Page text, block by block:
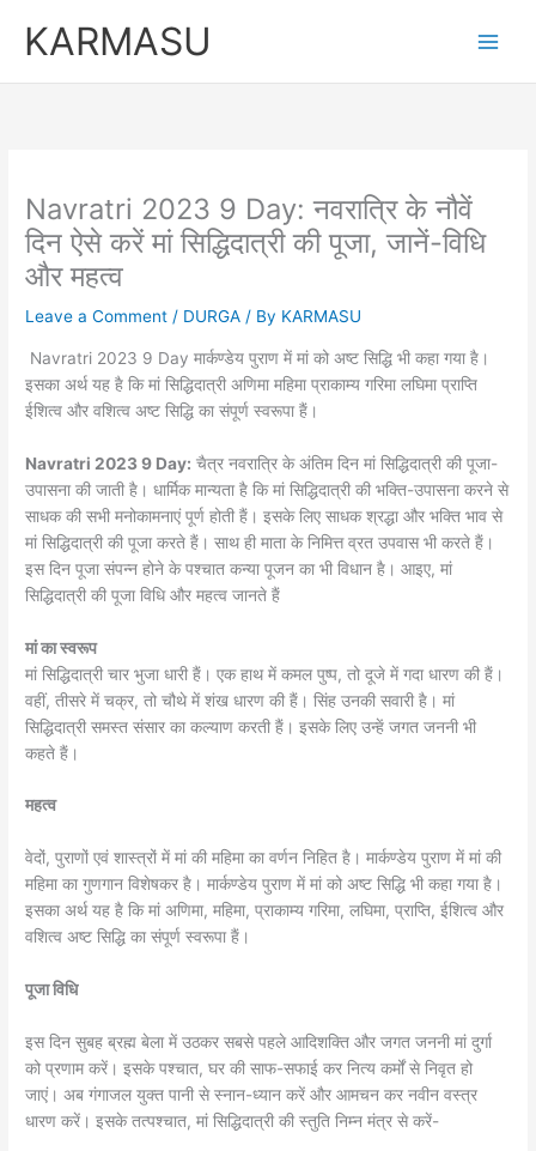
KARMASU
Navratri 2023 9 Day: नवरात्रि के नौवें
दिन ऐसे करें मां सिद्धिदात्री की पूजा, जानें-विधि
और महत्व
Leave a Comment / DURGA / By KARMASU
Navratri 2023 9 Day मार्कण्डेय पुराण में मां को अष्ट सिद्धि भी कहा गया है।
इसका अर्थ यह है कि मां सिद्धिदात्री अणिमा महिमा प्राकाम्य गरिमा लघिमा प्राप्ति
ईशित्व और वशित्व अष्ट सिद्धि का संपूर्ण स्वरूपा हैं।
Navratri 2023 9 Day: चैत्र नवरात्रि के अंतिम दिन मां सिद्धिदात्री की पूजा-
उपासना की जाती है। धार्मिक मान्यता है कि मां सिद्धिदात्री की भक्ति-उपासना करने से
साधक की सभी मनोकामनाएं पूर्ण होती हैं। इसके लिए साधक श्रद्धा और भक्ति भाव से
मां सिद्धिदात्री की पूजा करते हैं। साथ ही माता के निमित्त व्रत उपवास भी करते हैं।
इस दिन पूजा संपन्न होने के पश्चात कन्या पूजन का भी विधान है। आइए, मां
सिद्धिदात्री की पूजा विधि और महत्व जानते हैं
मां का स्वरूप
मां सिद्धिदात्री चार भुजा धारी हैं। एक हाथ में कमल पुष्प, तो दूजे में गदा धारण की हैं।
वहीं, तीसरे में चक्र, तो चौथे में शंख धारण की हैं। सिंह उनकी सवारी है। मां
सिद्धिदात्री समस्त संसार का कल्याण करती हैं। इसके लिए उन्हें जगत जननी भी
कहते हैं।
महत्व
वेदों, पुराणों एवं शास्त्रों में मां की महिमा का वर्णन निहित है। मार्कण्डेय पुराण में मां की
महिमा का गुणगान विशेषकर है। मार्कण्डेय पुराण में मां को अष्ट सिद्धि भी कहा गया है।
इसका अर्थ यह है कि मां अणिमा, महिमा, प्राकाम्य गरिमा, लघिमा, प्राप्ति, ईशित्व और
वशित्व अष्ट सिद्धि का संपूर्ण स्वरूपा हैं।
पूजा विधि
इस दिन सुबह ब्रह्म बेला में उठकर सबसे पहले आदिशक्ति और जगत जननी मां दुर्गा
को प्रणाम करें। इसके पश्चात, घर की साफ-सफाई कर नित्य कर्मों से निवृत हो
जाएं। अब गंगाजल युक्त पानी से स्नान-ध्यान करें और आमचन कर नवीन वस्त्र
धारण करें। इसके तत्पश्चात, मां सिद्धिदात्री की स्तुति निम्न मंत्र से करें-